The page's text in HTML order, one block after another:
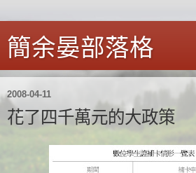
簡余晏部落格
2008-04-11
花了四千萬元的大政策